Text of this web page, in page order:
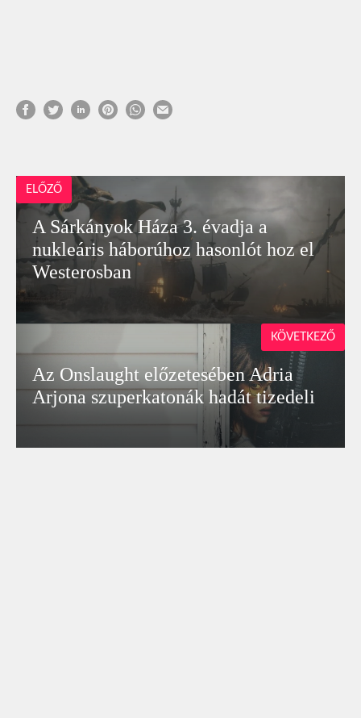
ELŐZŐ
A Sárkányok Háza 3. évadja a
nukleáris háborúhoz hasonlót hoz el
Westerosban
Az Onslaught előzetesében Adria
Arjona szuperkatonák hadát tizedeli
KÖVETKEZŐ